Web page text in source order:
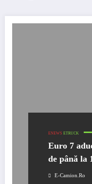
ENEWS ETRUCK
Euro 7
de până la
E-Camion.ro